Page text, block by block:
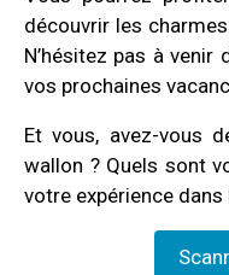
découvrir les
N’hésitez pas à
vos prochaines
Et vous, avez-vous
wallon ? Quels sont
votre expérience